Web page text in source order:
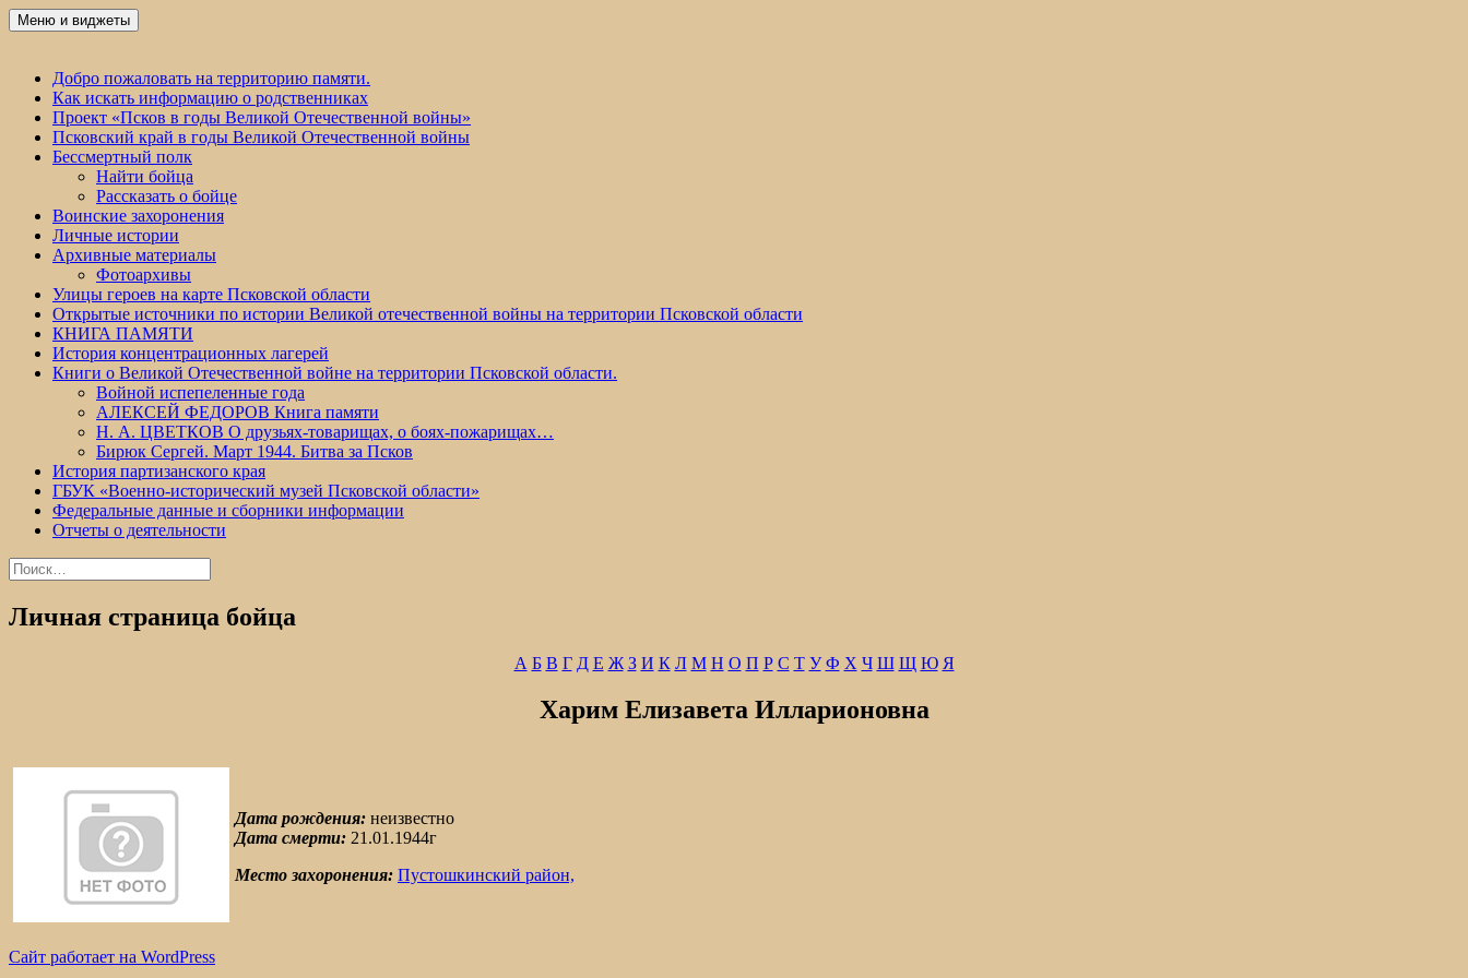
Перейти
к
Победа 60
Меню и виджеты
Добро пожаловать на территорию памяти.
Как искать информацию о родственниках
Проект «Псков в годы Великой Отечественной войны»
Псковский край в годы Великой Отечественной войны
Бессмертный полк
Найти бойца
Рассказать о бойце
Воинские захоронения
Личные истории
Архивные материалы
Фотоархивы
Улицы героев на карте Псковской области
Открытые источники по истории Великой отечественной войны на территории Псковской области
КНИГА ПАМЯТИ
История концентрационных лагерей
Книги о Великой Отечественной войне на территории Псковской области.
Войной испепеленные года
АЛЕКСЕЙ ФЕДОРОВ Книга памяти
Н. А. ЦВЕТКОВ О друзьях-товарищах, о боях-пожарищах…
Бирюк Сергей. Март 1944. Битва за Псков
История партизанского края
ГБУК «Военно-исторический музей Псковской области»
Федеральные данные и сборники информации
Отчеты о деятельности
Найти:
Личная страница бойца
А Б В Г Д Е Ж З И К Л М Н О П Р С Т У Ф Х Ч Ш Щ Ю Я
Харим Елизавета Илларионовна
Дата рождения: неизвестно
Дата смерти: 21.01.1944г
Место захоронения: Пустошкинский район,
Сайт работает на WordPress